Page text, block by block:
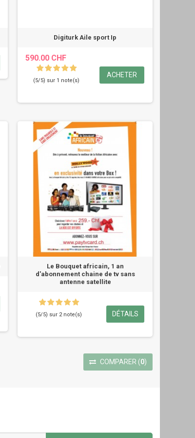
Digiturk Aile sport Ip
590.00 CHF
(5/5) sur 1 note(s)
ACHETER
Le Bouquet africain, 1 an
d'abonnement chaine de tv sans
antenne satellite
(5/5) sur 2 note(s) DÉTAILS
COMPARER (0)